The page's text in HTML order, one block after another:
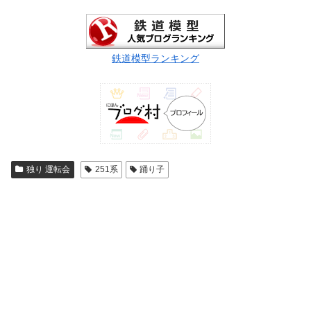
鉄道模型ランキング
独り 運転会 251系 踊り子